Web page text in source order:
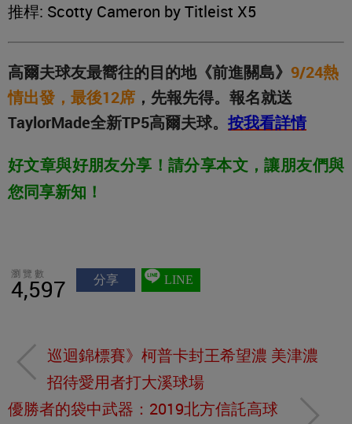
推桿: Scotty Cameron by Titleist X5
高爾夫球友最嚮往的目的地《前進關島》 9/24熱
情出發，最後12席 ，先報先得。報名就送
TaylorMade全新TP5高爾夫球。 按我看詳情
好文章與好朋友分享！請分享本文，讓朋友們與
您同享新知！
瀏覽數
4,597 分享 LINE
巡迴錦標賽》柯普卡封王希望濃 美津濃
招待愛用者打大溪球場
優勝者的袋中武器：2019北方信託高球